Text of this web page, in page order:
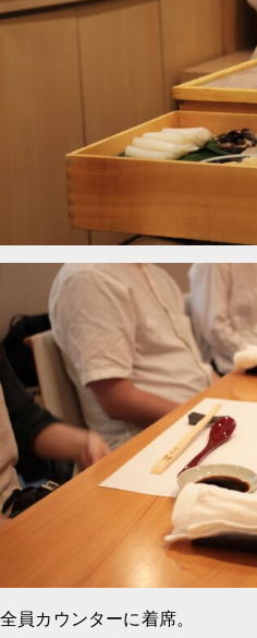
全員カウンターに着席。